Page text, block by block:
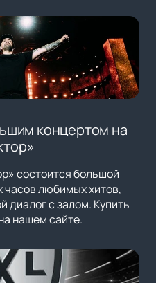
концертом на
состоится большой
часов любимых хитов,
диалог с залом. Купить
нашем сайте.